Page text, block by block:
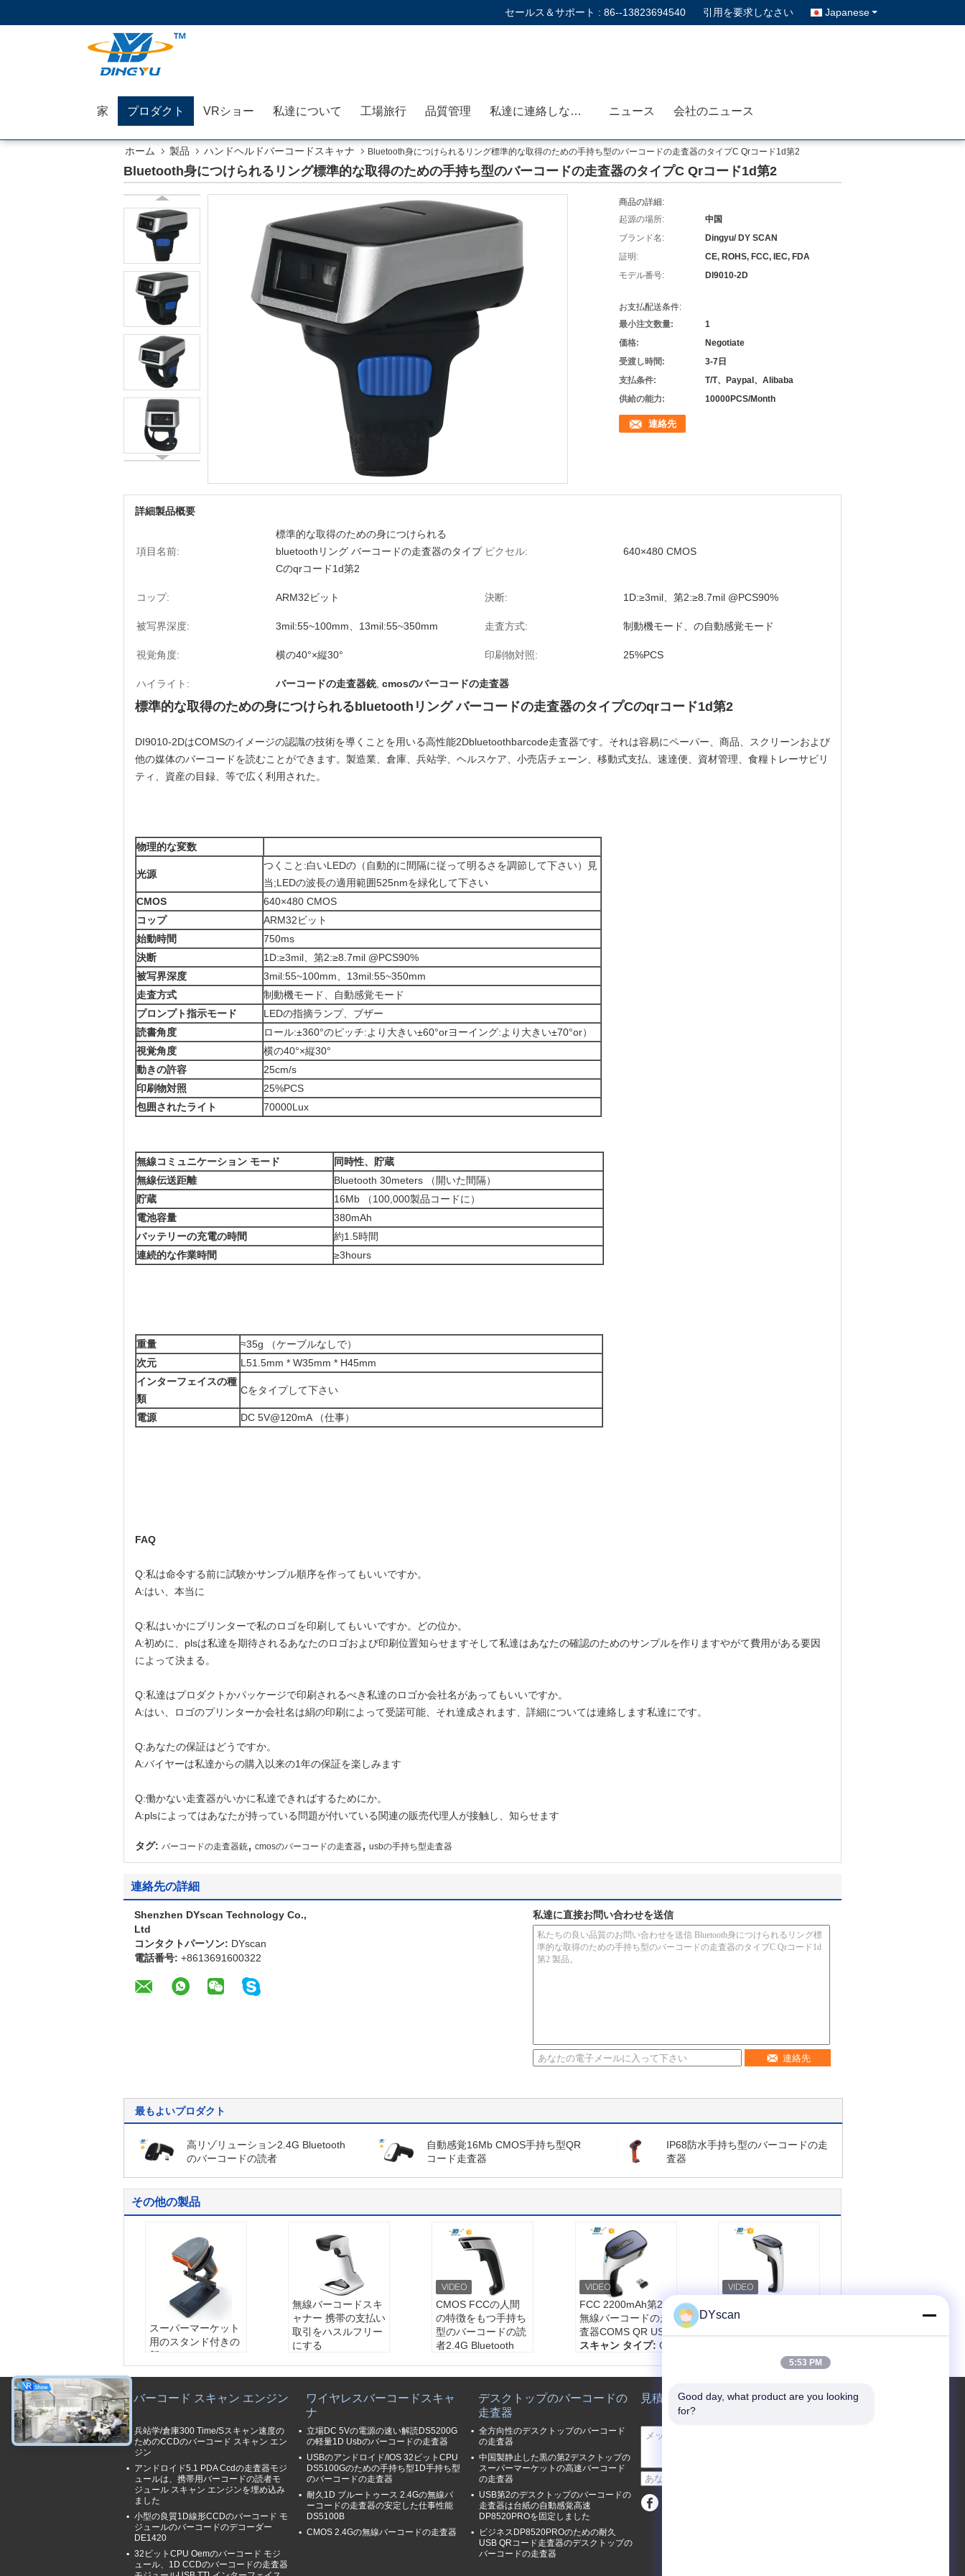
セールス＆サポート : 86--13823694540 引用を要求しなさい Japanese
家 プロダクト VRショー 私達について 工場旅行 品質管理 私達に連絡しなさい ニュース 会社のニュース
ホーム 製品 ハンドヘルドバーコードスキャナ Bluetooth身につけられるリング標準的な取得のための手持ち型のバーコードの走査器のタイプC Qrコード1d第2
Bluetooth身につけられるリング標準的な取得のための手持ち型のバーコードの走査器のタイプC Qrコード1d第2
商品の詳細:
起源の場所:
中国
ブランド名:
Dingyu/ DY SCAN
証明:
CE, ROHS, FCC, IEC, FDA
モデル番号:
DI9010-2D
お支払配送条件:
最小注文数量:
1
価格:
Negotiate
受渡し時間:
3-7日
支払条件:
T/T、Paypal、Alibaba
供給の能力:
10000PCS/Month
連絡先
詳細製品概要
項目名前:
標準的な取得のための身につけられる
bluetoothリング バーコードの走査器のタイプ
Cのqrコード1d第2
ピクセル: 640×480 CMOS
コップ: ARM32ビット 決断: 1D:≥3mil、第2:≥8.7mil @PCS90%
被写界深度: 3mil:55~100mm、13mil:55~350mm 走査方式: 制動機モード、の自動感覚モード
視覚角度: 横の40°×縦30° 印刷物対照: 25%PCS
ハイライト: バーコードの走査器銃, cmosのバーコードの走査器
標準的な取得のための身につけられるbluetoothリング バーコードの走査器のタイプCのqrコード1d第2
DI9010-2DはCOMSのイメージの認識の技術を導くことを用いる高性能2Dbluetoothbarcode走査器です。それは容易にペーパー、商品、スクリーンおよび
他の媒体のバーコードを読むことができます。製造業、倉庫、兵站学、ヘルスケア、小売店チェーン、移動式支払、速達便、資材管理、食糧トレーサビリ
ティ、資産の目録、等で広く利用された。
物理的な変数
光源
つくこと:白いLEDの（自動的に間隔に従って明るさを調節して下さい）見
当;LEDの波長の適用範囲525nmを緑化して下さい
CMOS
640×480 CMOS
コップ
ARM32ビット
始動時間
750ms
決断
1D:≥3mil、第2:≥8.7mil @PCS90%
被写界深度
3mil:55~100mm、13mil:55~350mm
走査方式
制動機モード、自動感覚モード
プロンプト指示モード
LEDの指摘ランプ、ブザー
読書角度
ロール:±360°のピッチ:より大きい±60°orヨーイング:より大きい±70°or）
視覚角度
横の40°×縦30°
動きの許容
25cm/s
印刷物対照
25%PCS
包囲されたライト
70000Lux
無線コミュニケーション モード
同時性、貯蔵
無線伝送距離
Bluetooth 30meters （開いた間隔）
貯蔵
16Mb （100,000製品コードに）
電池容量
380mAh
バッテリーの充電の時間
約1.5時間
連続的な作業時間
≥3hours
重量
≈35g （ケーブルなしで）
次元
L51.5mm * W35mm * H45mm
インターフェイスの種
類
Cをタイプして下さい
電源 DC 5V@120mA （仕事）
FAQ
Q:私は命令する前に試験かサンプル順序を作ってもいいですか。
A:はい、本当に
Q:私はいかにプリンターで私のロゴを印刷してもいいですか。どの位か。
A:初めに、plsは私達を期待されるあなたのロゴおよび印刷位置知らせますそして私達はあなたの確認のためのサンプルを作りますやがて費用がある要因
によって決まる。
Q:私達はプロダクトかパッケージで印刷されるべき私達のロゴか会社名があってもいいですか。
A:はい、ロゴのプリンターか会社名は絹の印刷によって受諾可能、それ達成されます、詳細については連絡します私達にです。
Q:あなたの保証はどうですか。
A:バイヤーは私達からの購入以来の1年の保証を楽しみます
Q:働かない走査器がいかに私達できればするためにか。
A:plsによってはあなたが持っている問題が付いている関連の販売代理人が接触し、知らせます
タグ: バーコードの走査器銃, cmosのバーコードの走査器, usbの手持ち型走査器
連絡先の詳細
Shenzhen DYscan Technology Co.,
Ltd
コンタクトパーソン: DYscan
電話番号: +8613691600322
私達に直接お問い合わせを送信
連絡先
最もよいプロダクト
高リゾリューション2.4G Bluetooth
のバーコードの読者
自動感覚16Mb CMOS手持ち型QR
コード走査器
IP68防水手持ち型のバーコードの走
査器
その他の製品
スーパーマーケット
用のスタンド付きの
新しいQRワイヤー
ドハンドヘルドバー
無線バーコードスキ
ャナー 携帯の支払い
取引をハスルフリー
にする
解読の速度:65cm/s
被写界深度:
0~130mm,13ミリ:5
0~270mm
CMOS FCCの人間
の特徴をもつ手持ち
型のバーコードの読
者2.4G Bluetooth
解読の速度:35CM/S
被写界深度:10mm~
550mm
FCC 2200mAh第2の
無線バーコードの走
査器COMS QR USB
スキャン タイプ: C
被写界深度:
3mil:50
~270mm
CCDのバーコードの
コード走査器をワイ
ヤーで縛りました
形CCD
バーコード スキャン エンジン
兵站学/倉庫300 Time/Sスキャン速度の
ためのCCDのバーコード スキャン エン
ジン
アンドロイド5.1 PDA Ccdの走査器モジ
ュールは、携帯用バーコードの読者モ
ジュール スキャン エンジンを埋め込み
ました
小型の良質1D線形CCDのバーコード モ
ジュールのバーコードのデコーダー
DE1420
32ビットCPU Oemのバーコード モジ
ュール、1D CCDのバーコードの走査器
ワイヤレスバーコードスキャ
ナ
立場DC 5Vの電源の速い解読DS5200G
の軽量1D Usbのバーコードの走査器
USBのアンドロイド/IOS 32ビットCPU
DS5100Gのための手持ち型1D手持ち型
のバーコードの走査器
耐久1D ブルートゥース 2.4Gの無線バ
ーコードの走査器の安定した仕事性能
DS5100B
CMOS 2.4Gの無線バーコードの走査器
デスクトップのバーコードの
走査器
全方向性のデスクトップのバーコード
の走査器
中国製静止した黒の第2デスクトップの
スーパーマーケットの高速バーコード
の走査器
USB第2のデスクトップのバーコードの
走査器は台紙の自動感覚高速
DP8520PROを固定しました
ビジネスDP8520PROのための耐久
USB QRコード走査器のデスクトップの
バーコードの走査器
見積依頼
DYscan
5:53 PM
Good day, what product are you looking
for?